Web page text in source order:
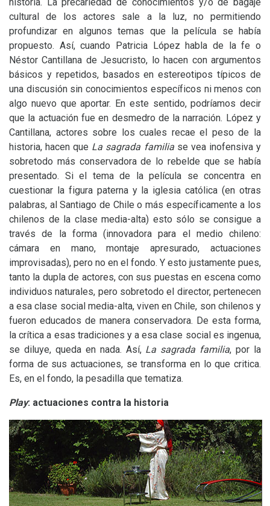
cultural de los actores sale a la luz, no permitiendo
profundizar en algunos temas que la película se había
propuesto. Así, cuando Patricia López habla de la fe o
Néstor Cantillana de Jesucristo, lo hacen con argumentos
básicos y repetidos, basados en estereotipos típicos de
una discusión sin conocimientos específicos ni menos con
algo nuevo que aportar. En este sentido, podríamos decir
que la actuación fue en desmedro de la narración. López y
Cantillana, actores sobre los cuales recae el peso de la
historia, hacen que La sagrada familiase vea inofensiva y
sobretodo más conservadora de lo rebelde que se había
presentado. Si el tema de la película se concentra en
cuestionar la figura paterna y la iglesia católica (en otras
palabras, al Santiago de Chile o más específicamente a los
chilenos de la clase media-alta) esto sólo se consigue a
través de la forma (innovadora para el medio chileno:
cámara en mano, montaje apresurado, actuaciones
improvisadas), pero no en el fondo. Y esto justamente pues,
tanto la dupla de actores, con sus puestas en escena como
individuos naturales, pero sobretodo el director, pertenecen
a esa clase social media-alta, viven en Chile, son chilenos y
fueron educados de manera conservadora. De esta forma,
la crítica a esas tradiciones y a esa clase social es ingenua,
se diluye, queda en nada. Así, La sagrada familia, por la
forma de sus actuaciones, se transforma en lo que critica.
Es, en el fondo, la pesadilla que tematiza.
Play: actuaciones contra la historia